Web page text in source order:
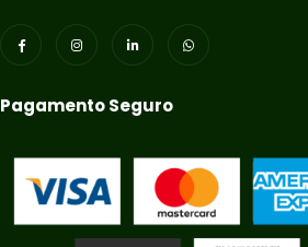
Pagamento Seguro